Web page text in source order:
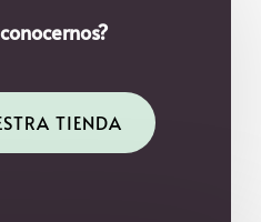
TIENDA